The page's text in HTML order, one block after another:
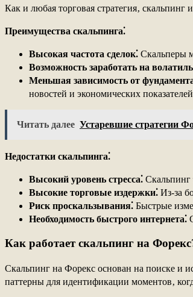
Как и любая торговая стратегия‚ скальпинг
Преимущества скальпинга⁚
Высокая частота сделок⁚ Скальперы
Возможность заработать на
Меньшая зависимость от
новостей и экономических
Читать далее Устаревшие стратегии
Недостатки скальпинга⁚
Высокий уровень стресса⁚ Скальпинг
Высокие торговые издержки⁚ Из-за
Риск проскальзывания⁚ Быстрые
Необходимость быстрого интернета⁚
Как работает скальпинг на
Скальпинг на Форекс основан на поиске и
паттерны для идентификации моментов‚